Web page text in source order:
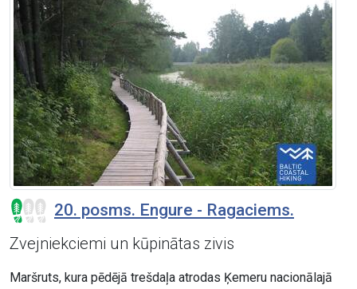
20. posms. Engure - Ragaciems.
Zvejniekciemi un kūpinātas zivis
Maršruts, kura pēdējā trešdaļa atrodas Ķemeru nacionālajā